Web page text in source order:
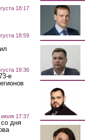
18:17
18:59
19:36
е
июля 17:37
дня